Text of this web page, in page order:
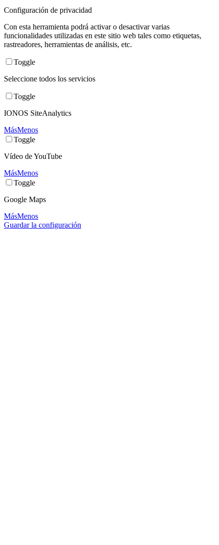
Configuración de privacidad
Con esta herramienta podrá activar o desactivar varias
funcionalidades utilizadas en este sitio web tales como etiquetas,
rastreadores, herramientas de análisis, etc.
Toggle
Seleccione todos los servicios
Toggle
IONOS SiteAnalytics
MásMenos
Toggle
Vídeo de YouTube
MásMenos
Toggle
Google Maps
MásMenos
Guardar la configuración